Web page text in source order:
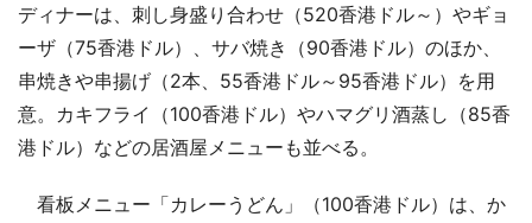
ディナーは、刺し身盛り合わせ（520香港ドル～）やギョ
ーザ（75香港ドル）、サバ焼き（90香港ドル）のほか、
串焼きや串揚げ（2本、55香港ドル～95香港ドル）を用
意。カキフライ（100香港ドル）やハマグリ酒蒸し（85香
港ドル）などの居酒屋メニューも並べる。
看板メニュー「カレーうどん」（100香港ドル）は、か